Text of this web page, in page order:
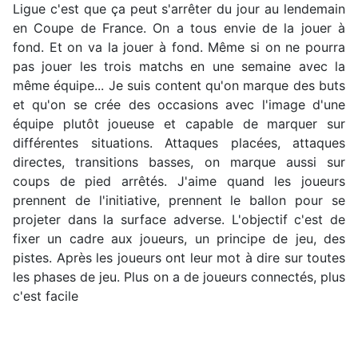
Ligue c'est que ça peut s'arrêter du jour au lendemain
en Coupe de France. On a tous envie de la jouer à
fond. Et on va la jouer à fond. Même si on ne pourra
pas jouer les trois matchs en une semaine avec la
même équipe... Je suis content qu'on marque des buts
et qu'on se crée des occasions avec l'image d'une
équipe plutôt joueuse et capable de marquer sur
différentes situations. Attaques placées, attaques
directes, transitions basses, on marque aussi sur
coups de pied arrêtés. J'aime quand les joueurs
prennent de l'initiative, prennent le ballon pour se
projeter dans la surface adverse. L'objectif c'est de
fixer un cadre aux joueurs, un principe de jeu, des
pistes. Après les joueurs ont leur mot à dire sur toutes
les phases de jeu. Plus on a de joueurs connectés, plus
c'est facile